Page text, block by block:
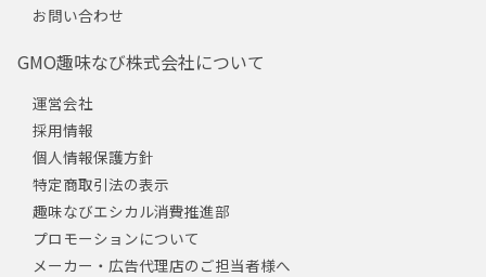
お問い合わせ
GMO趣味なび株式会社について
運営会社
採用情報
個人情報保護方針
特定商取引法の表示
趣味なびエシカル消費推進部
プロモーションについて
メーカー・広告代理店のご担当者様へ